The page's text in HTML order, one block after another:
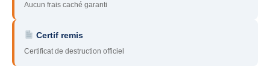
89– Yonne
60 – Oise
51– Marne
Aucun frais caché garanti
Certif remis
Certificat de destruction officiel